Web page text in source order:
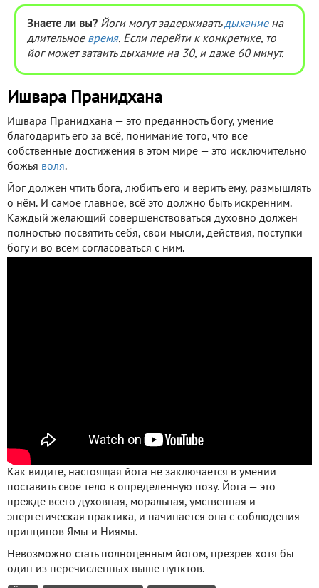
Знаете ли вы? Йоги могут задерживатьдыханиена
длительное время. Если перейти к конкретике, то
йог может затаить дыхание на 30, и даже 60 минут.
Ишвара Пранидхана
Ишвара Пранидхана — это преданность богу, умение
благодарить его за всё, понимание того, что все
собственные достижения в этом мире — это исключительно
божья воля.
Йог должен чтить бога, любить его и верить ему, размышлять
о нём. И самое главное, всё это должно быть искренним.
Каждый желающий совершенствоваться духовно должен
полностью посвятить себя, свои мысли, действия, поступки
богу и во всем согласоваться с ним.
Как видите, настоящая йога не заключается в умении
поставить своё тело в определённую позу. Йога — это
прежде всего духовная, моральная, умственная и
энергетическая практика, и начинается она с соблюдения
принципов Ямы и Ниямы.
Невозможно стать полноценным йогом, презрев хотя бы
один из перечисленных выше пунктов.